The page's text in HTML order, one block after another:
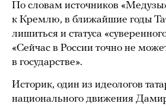
По словам источников
к Кремлю, в ближайшие годы
лишиться и статуса
«Сейчас в России точно не
в государстве».
Историк, один из идеологов
национального движения